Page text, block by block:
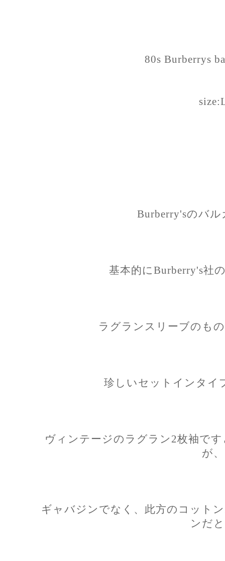
80s Burberrys
Burberry'sのバ
基本的にBurberry's社
ラグランスリーブのも
珍しいセットインタイ
ヴィンテージのラグラン2枚袖で
が、
ギャバジンでなく、此方のコット
ンだ